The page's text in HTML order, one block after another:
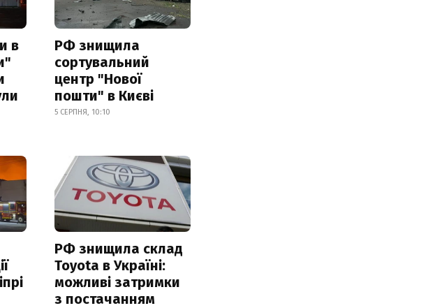
в
РФ знищила
сортувальний
центр "Нової
пошти" в Києві
5 СЕРПНЯ, 10:10
РФ знищила склад
Toyota в Україні:
можливі затримки
з постачанням